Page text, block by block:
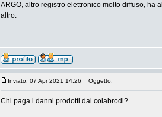
ARGO, altro registro elettronico molto diffuso,
altro.
Inviato: 07 Apr 2021 14:26 Oggetto:
Chi paga i danni prodotti dai colabrodi?